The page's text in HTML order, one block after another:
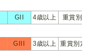
GII 4歳以上 重賞別
GIII 3歳以上 重賞別